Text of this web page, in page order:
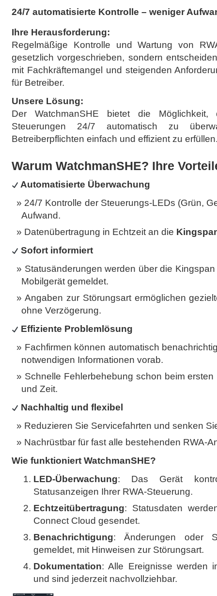
24/7 automatisierte Kontrolle – weniger
Ihre Herausforderung:
Regelmäßige Kontrolle und Wartung von
gesetzlich vorgeschrieben, sondern
mit Fachkräftemangel und steigenden
für Betreiber.
Unsere Lösung:
Der WatchmanSHE bietet die
Steuerungen 24/7 automatisch zu
Betreiberpflichten einfach und effizient zu
Warum WatchmanSHE? Ihre
Automatisierte Überwachung
24/7 Kontrolle der Steuerungs-LEDs (Grün,
Aufwand.
Datenübertragung in Echtzeit an die
Sofort informiert
Statusänderungen werden über die
Mobilgerät gemeldet.
Angaben zur Störungsart ermöglichen
ohne Verzögerung.
Effiziente Problemlösung
Fachfirmen können automatisch
notwendigen Informationen vorab.
Schnelle Fehlerbehebung schon beim
und Zeit.
Nachhaltig und flexibel
Reduzieren Sie Servicefahrten und senken
Nachrüstbar für fast alle bestehenden RWA-
Wie funktioniert WatchmanSHE?
LED-Überwachung: Das Gerät
Statusanzeigen Ihrer RWA-Steuerung.
Echtzeitübertragung: Statusdaten
Connect Cloud gesendet.
Benachrichtigung: Änderungen oder
gemeldet, mit Hinweisen zur Störungsart.
Dokumentation: Alle Ereignisse werden
und sind jederzeit nachvollziehbar.